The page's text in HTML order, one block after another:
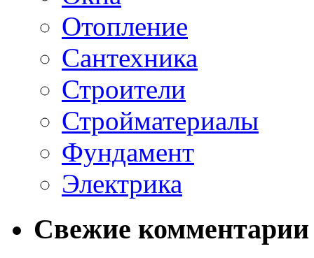
Отопление
Сантехника
Строители
Стройматериалы
Фундамент
Электрика
Свежие комментарии